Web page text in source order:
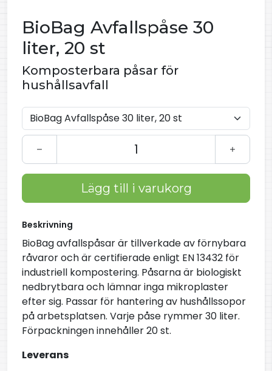
BioBag Avfallspåse 30
liter, 20 st
Komposterbara påsar för
hushållsavfall
Lägg till i varukorg
Beskrivning
BioBag avfallspåsar är tillverkade av förnybara
råvaror och är certifierade enligt EN 13432 för
industriell kompostering. Påsarna är biologiskt
nedbrytbara och lämnar inga mikroplaster
efter sig. Passar för hantering av hushållssopor
på arbetsplatsen. Varje påse rymmer 30 liter.
Förpackningen innehåller 20 st.
Leverans